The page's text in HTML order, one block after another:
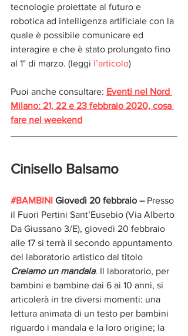
tecnologie proiettate al futuro e
robotica ad intelligenza artificiale con la
quale è possibile comunicare ed
interagire e che è stato prolungato fino
al 1° di marzo. (leggi l’articolo)
Puoi anche consultare: Eventi nel Nord
Milano: 21, 22 e 23 febbraio 2020, cosa
fare nel weekend
Cinisello Balsamo
#BAMBINI Giovedì 20 febbraio – Presso
il Fuori Pertini Sant’Eusebio (Via Alberto
Da Giussano 3/E), giovedì 20 febbraio
alle 17 si terrà il secondo appuntamento
del laboratorio artistico dal titolo
Creiamo un mandala. Il laboratorio, per
bambini e bambine dai 6 ai 10 anni, si
articolerà in tre diversi momenti: una
lettura animata di un testo per bambini
riguardo i mandala e la loro origine; la